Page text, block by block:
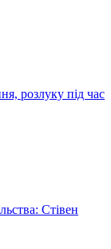
розлуку під час
Стівен